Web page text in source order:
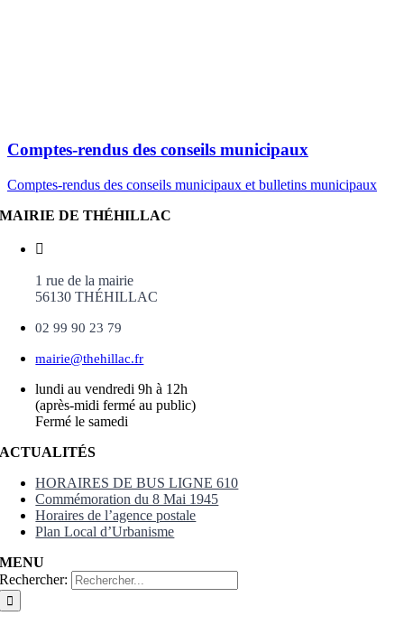
Comptes-rendus des conseils municipaux
Comptes-rendus des conseils municipaux et bulletins municipaux
MAIRIE DE THÉHILLAC
1 rue de la mairie
56130 THÉHILLAC
02 99 90 23 79
mairie@thehillac.fr
lundi au vendredi 9h à 12h
(après-midi fermé au public)
Fermé le samedi
ACTUALITÉS
HORAIRES DE BUS LIGNE 610
Commémoration du 8 Mai 1945
Horaires de l’agence postale
Plan Local d’Urbanisme
MENU
Rechercher: